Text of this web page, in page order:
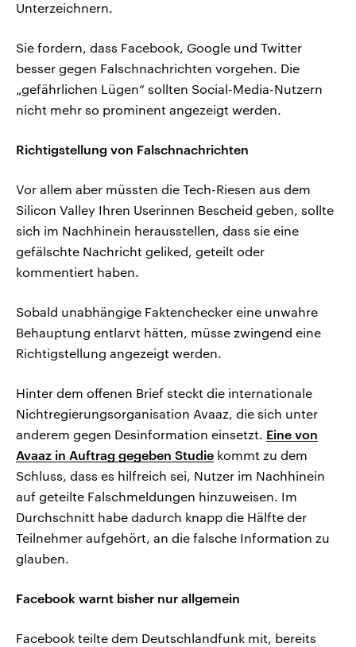
Unterzeichnern.
Sie fordern, dass Facebook, Google und Twitter
besser gegen Falschnachrichten vorgehen. Die
„gefährlichen Lügen“ sollten Social-Media-Nutzern
nicht mehr so prominent angezeigt werden.
Richtigstellung von Falschnachrichten
Vor allem aber müssten die Tech-Riesen aus dem
Silicon Valley Ihren Userinnen Bescheid geben, sollte
sich im Nachhinein herausstellen, dass sie eine
gefälschte Nachricht geliked, geteilt oder
kommentiert haben.
Sobald unabhängige Faktenchecker eine unwahre
Behauptung entlarvt hätten, müsse zwingend eine
Richtigstellung angezeigt werden.
Hinter dem offenen Brief steckt die internationale
Nichtregierungsorganisation Avaaz, die sich unter
anderem gegen Desinformation einsetzt. Eine von
Avaaz in Auftrag gegeben Studie kommt zu dem
Schluss, dass es hilfreich sei, Nutzer im Nachhinein
auf geteilte Falschmeldungen hinzuweisen. Im
Durchschnitt habe dadurch knapp die Hälfte der
Teilnehmer aufgehört, an die falsche Information zu
glauben.
Facebook warnt bisher nur allgemein
Facebook teilte dem Deutschlandfunk mit, bereits